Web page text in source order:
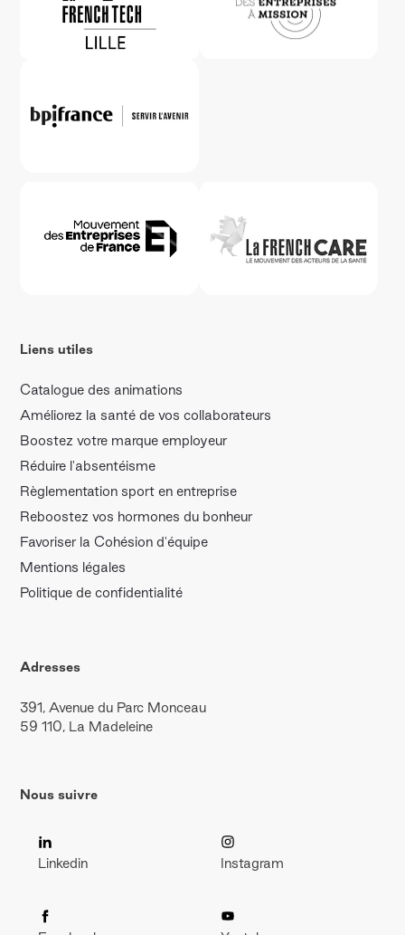
Liens utiles
Catalogue des animations
Améliorez la santé de vos collaborateurs
Boostez votre marque employeur
Réduire l'absentéisme
Règlementation sport en entreprise
Reboostez vos hormones du bonheur
Favoriser la Cohésion d'équipe
Mentions légales
Politique de confidentialité
Adresses
391, Avenue du Parc Monceau
59 110, La Madeleine
Nous suivre
Linkedin Instagram